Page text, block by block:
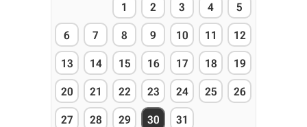
1 2 3 4 5
6 7 8 9 10 11 12
13 14 15 16 17 18 19
20 21 22 23 24 25 26
27 28 29 30 31